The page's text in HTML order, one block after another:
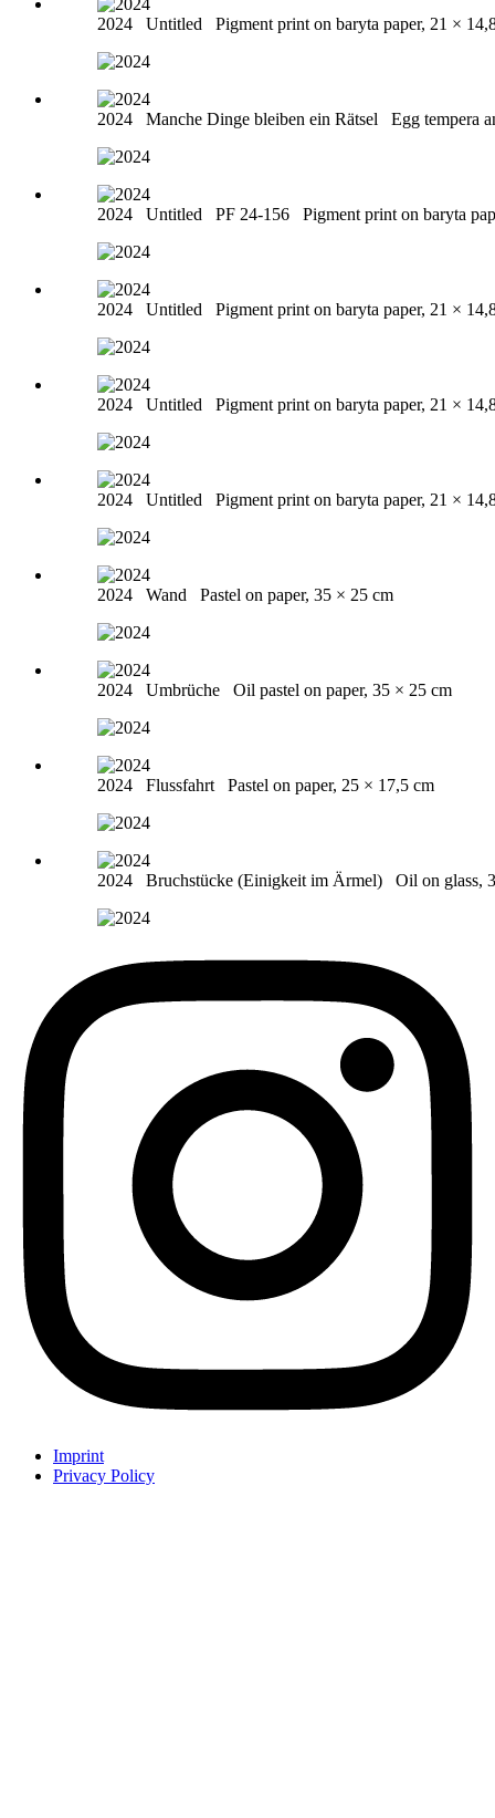
2024 Untitled Pigment print on baryta paper, 21 ×
2024 Manche Dinge bleiben ein Rätsel Egg tempera
2024 Untitled PF 24-156 Pigment print on baryta
2024 Untitled Pigment print on baryta paper, 21 ×
2024 Untitled Pigment print on baryta paper, 21 ×
2024 Untitled Pigment print on baryta paper, 21 ×
2024 Wand Pastel on paper, 35 × 25 cm
2024 Umbrüche Oil pastel on paper, 35 × 25 cm
2024 Flussfahrt Pastel on paper, 25 × 17,5 cm
2024 Bruchstücke (Einigkeit im Ärmel) Oil on glass,
Imprint
Privacy Policy